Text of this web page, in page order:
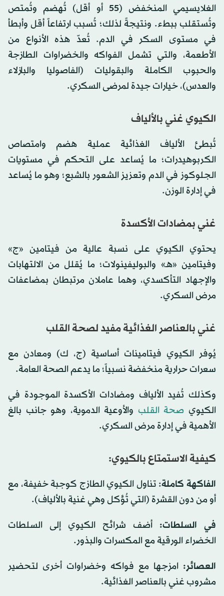
الغلايسيمي المنخفض (55 أو أقل) تُهضم وتُمتص
وتُستقلب ببطء. ونتيجةً لذلك؛ تُسبب ارتفاعاً أقل وأبطأ
في مستوى السكر في الدم. تُعدّ هذه الأنواع من
الأطعمة، والتي تشمل الفواكه والخضراوات الطازجة
والحبوب الكاملة والبقوليات (الفاصوليا والبازلاء
والعدس)، خيارات جيدة لمرضى السكري.
الكيوي غني بالألياف
تُبطئ الألياف الغذائية عملية هضم وامتصاص
الكربوهيدرات؛ ما يُساعد على التحكم في مستويات
الجلوكوز في الدم وتعزيز الشعور بالشبع؛ وهو ما يُساعد
في إدارة الوزن.
غني بمضادات الأكسدة
يحتوي الكيوي على نسبة عالية من فيتامين «ج»
وفيتامين «هـ» والبوليفينولات؛ ما يُقلل من الالتهابات
والإجهاد التأكسدي، وهما عاملان مرتبطان بمضاعفات
مرض السكري.
غني بالعناصر الغذائية مفيد لصحة القلب
يُوفر الكيوي فيتامينات أساسية (ج، ك) ومعادن مع
سعرات حرارية منخفضة نسبياً؛ ما يدعم الصحة العامة.
وكذلك تُفيد الألياف ومضادات الأكسدة الموجودة في
الكيوي صحة القلب والأوعية الدموية، وهو جانب بالغ
الأهمية في إدارة مرض السكري.
كيفية الاستمتاع بالكيوي:
الفاكهة كاملة: تناول الكيوي الطازج كوجبة خفيفة، مع
أو من دون القشرة (التي تُؤكل وهي غنية بالألياف).
في السلطات: أضف شرائح الكيوي إلى السلطات
الخضراء الورقية مع المكسرات والبذور.
العصائر: امزجها مع فواكه وخضراوات أخرى لتحضير
مشروب غني بالعناصر الغذائية.